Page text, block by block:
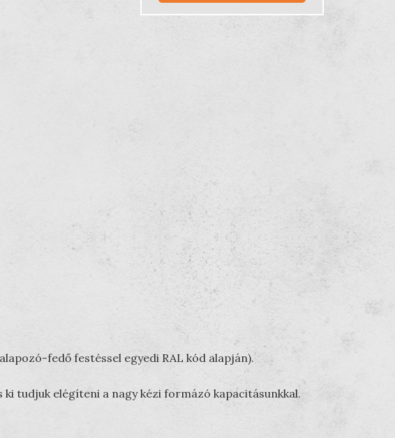
fedő festéssel egyedi RAL kód alapján).
tudjuk elégíteni a nagy kézi formázó kapacitásunkkal.